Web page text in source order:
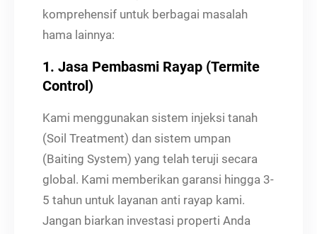
komprehensif untuk berbagai masalah
hama lainnya:
1. Jasa Pembasmi Rayap (Termite
Control)
Kami menggunakan sistem injeksi tanah
(Soil Treatment) dan sistem umpan
(Baiting System) yang telah teruji secara
global. Kami memberikan garansi hingga 3-
5 tahun untuk layanan anti rayap kami.
Jangan biarkan investasi properti Anda